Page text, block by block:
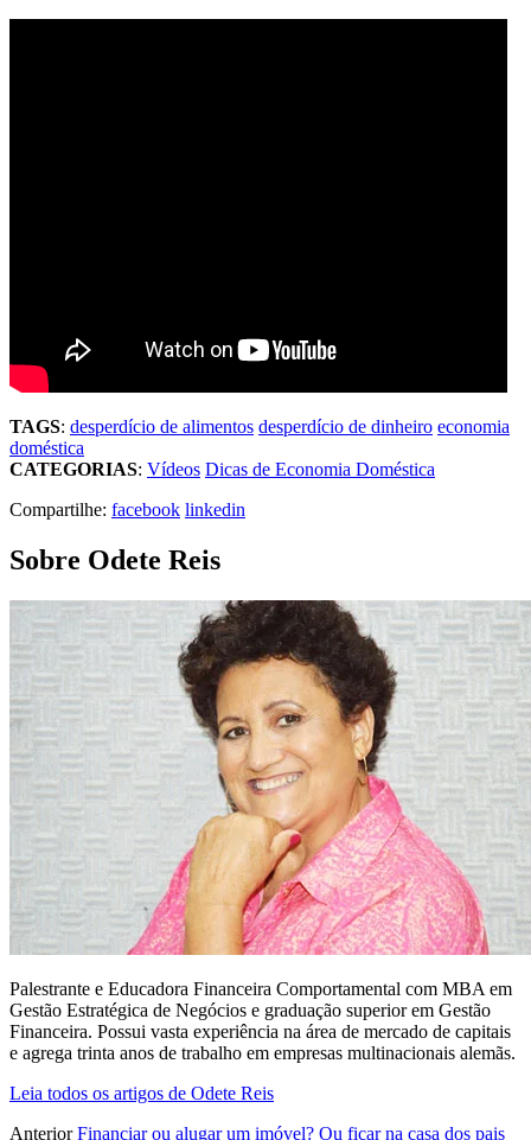
TAGS: desperdício de alimentos desperdício de dinheiro economia
doméstica
CATEGORIAS: Vídeos Dicas de Economia Doméstica
Compartilhe: facebook linkedin
Sobre Odete Reis
Palestrante e Educadora Financeira Comportamental com MBA em
Gestão Estratégica de Negócios e graduação superior em Gestão
Financeira. Possui vasta experiência na área de mercado de capitais
e agrega trinta anos de trabalho em empresas multinacionais alemãs.
Leia todos os artigos de Odete Reis
Anterior Financiar ou alugar um imóvel? Ou ficar na casa dos pais